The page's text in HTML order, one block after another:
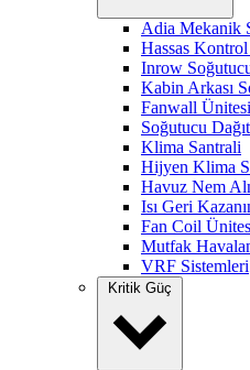
Adia Mekanik
Hassas
Inrow
Kabin Arkası
Fanwall Ünitesi
Soğutucu
Klima Santrali
Hijyen Klima
Havuz Nem
Isı Geri
Fan Coil
Mutfak
VRF Sistemleri
Kritik Güç